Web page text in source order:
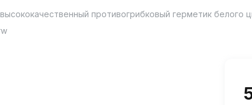
противогрибковый герметик белого